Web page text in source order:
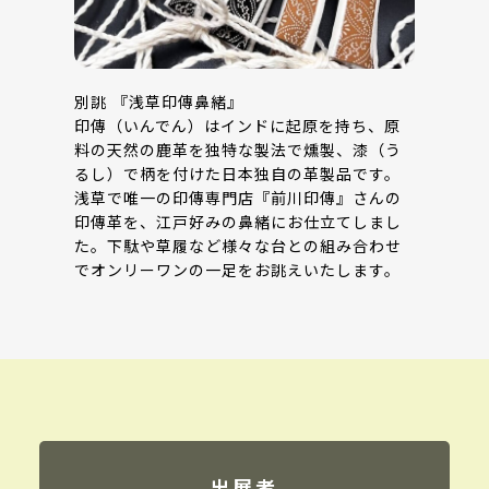
別誂 『浅草印傳鼻緒』
印傳（いんでん）はインドに起原を持ち、原
料の天然の鹿革を独特な製法で燻製、漆（う
るし）で柄を付けた日本独自の革製品です。
浅草で唯一の印傳専門店『前川印傳』さんの
印傳革を、江戸好みの鼻緒にお仕立てしまし
た。下駄や草履など様々な台との組み合わせ
でオンリーワンの一足をお誂えいたします。